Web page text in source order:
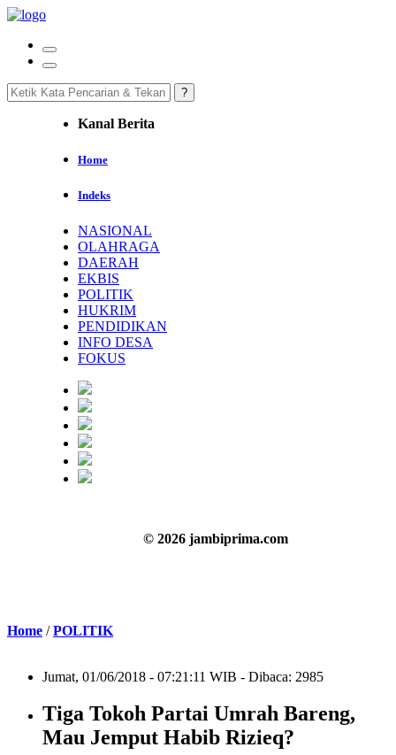
Kanal Berita
Home
Indeks
NASIONAL
OLAHRAGA
DAERAH
EKBIS
POLITIK
HUKRIM
PENDIDIKAN
INFO DESA
FOKUS
© 2026 jambiprima.com
Home /POLITIK
Jumat, 01/06/2018 - 07:21:11 WIB - Dibaca: 2985
Tiga Tokoh Partai Umrah Bareng,
Mau Jemput Habib Rizieq?